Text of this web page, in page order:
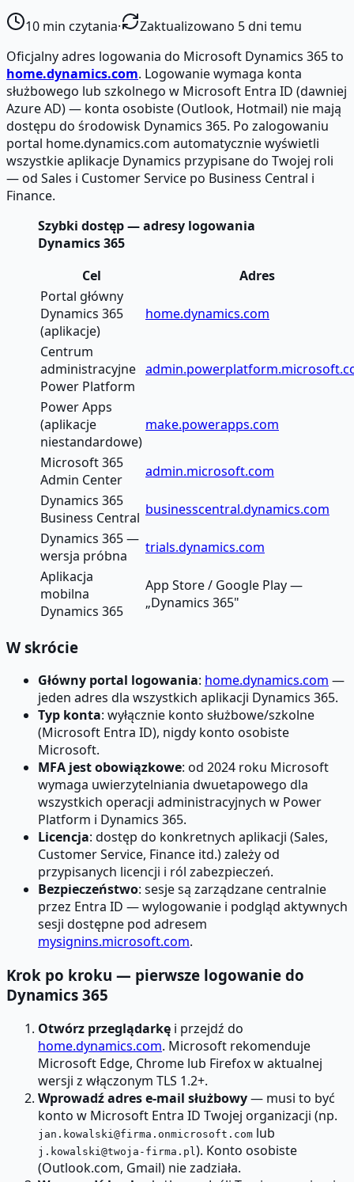
10 min czytania·
Zaktualizowano 5 dni temu
Oficjalny adres logowania do Microsoft Dynamics 365 to
home.dynamics.com. Logowanie wymaga konta
służbowego lub szkolnego w Microsoft Entra ID (dawniej
Azure AD) — konta osobiste (Outlook, Hotmail) nie mają
dostępu do środowisk Dynamics 365. Po zalogowaniu
portal home.dynamics.com automatycznie wyświetli
wszystkie aplikacje Dynamics przypisane do Twojej roli
— od Sales i Customer Service po Business Central i
Finance.
Szybki dostęp — adresy logowania
Dynamics 365
Cel
Adres
Portal główny
Dynamics 365
(aplikacje)
home.dynamics.com
Centrum
administracyjne
Power Platform
Power Apps
(aplikacje
niestandardowe)
make.powerapps.com
Microsoft 365
Admin Center
admin.microsoft.com
Dynamics 365
Business Central businesscentral.dynamics.com
Dynamics 365 —
wersja próbna
trials.dynamics.com
Aplikacja
mobilna
Dynamics 365
App Store / Google Play —
„Dynamics 365"
W skrócie
Główny portal logowania: home.dynamics.com —
jeden adres dla wszystkich aplikacji Dynamics 365.
Typ konta: wyłącznie konto służbowe/szkolne
(Microsoft Entra ID), nigdy konto osobiste
Microsoft.
MFA jest obowiązkowe: od 2024 roku Microsoft
wymaga uwierzytelniania dwuetapowego dla
wszystkich operacji administracyjnych w Power
Platform i Dynamics 365.
Licencja: dostęp do konkretnych aplikacji (Sales,
Customer Service, Finance itd.) zależy od
przypisanych licencji i ról zabezpieczeń.
Bezpieczeństwo: sesje są zarządzane centralnie
przez Entra ID — wylogowanie i podgląd aktywnych
sesji dostępne pod adresem
mysignins.microsoft.com.
Krok po kroku — pierwsze logowanie do
Dynamics 365
Otwórz przeglądarkę i przejdź do
home.dynamics.com. Microsoft rekomenduje
Microsoft Edge, Chrome lub Firefox w aktualnej
wersji z włączonym TLS 1.2+.
Wprowadź adres e-mail służbowy— musi to być
konto w Microsoft Entra ID Twojej organizacji (np.
jan.kowalski@firma.onmicrosoft.com lub
j.kowalski@twoja-firma.pl ). Konto osobiste
(Outlook.com, Gmail) nie zadziała.